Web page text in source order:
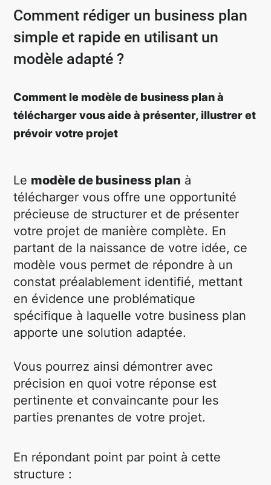
Comment rédiger un business plan
simple et rapide en utilisant un
modèle adapté ?
Comment le modèle de business plan à
télécharger vous aide à présenter, illustrer et
prévoir votre projet
Le modèle de business plan à
télécharger vous offre une opportunité
précieuse de structurer et de présenter
votre projet de manière complète. En
partant de la naissance de votre idée, ce
modèle vous permet de répondre à un
constat préalablement identifié, mettant
en évidence une problématique
spécifique à laquelle votre business plan
apporte une solution adaptée.
Vous pourrez ainsi démontrer avec
précision en quoi votre réponse est
pertinente et convaincante pour les
parties prenantes de votre projet.
En répondant point par point à cette
structure :